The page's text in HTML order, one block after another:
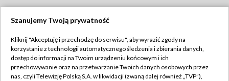
TVP
Abonament TVP
Regulamin TVP
Szanujemy Twoją prywatność
Kliknij "Akceptuję i przechodzę do serwisu", aby wyrazić zgody na
korzystanie z technologii automatycznego śledzenia i zbierania danych,
dostęp do informacji na Twoim urządzeniu końcowym i ich
przechowywanie oraz na przetwarzanie Twoich danych osobowych przez
nas, czyli Telewizję Polską S.A. w likwidacji (zwaną dalej również „TVP”),